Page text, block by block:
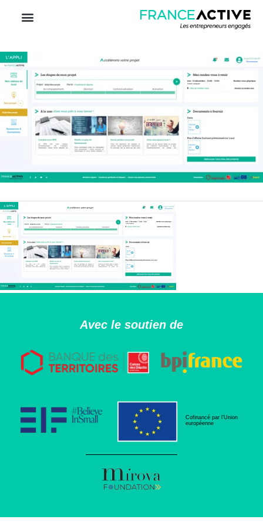
Avec le soutien de
Cofinancé par l’Union
européenne